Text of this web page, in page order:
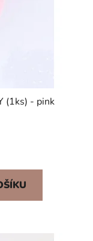
(1ks) - pink